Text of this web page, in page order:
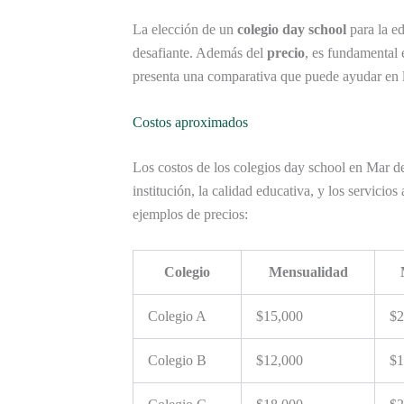
La elección de un colegio day school para la
desafiante. Además del precio, es
presenta una comparativa que puede ayudar en
Costos aproximados
Los costos de los colegios day school en Mar
institución, la calidad educativa, y los servicios
ejemplos de precios:
Colegio Mensualidad
Colegio A $15,000
Colegio B $12,000